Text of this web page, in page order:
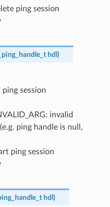
ping session
hdl )
session
invalid
ping handle is null,
ping session
hdl )